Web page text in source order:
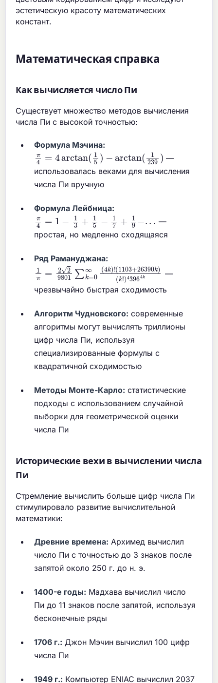
эстетическую красоту математических
констант.
Математическая справка
Как вычисляется число Пи
Существует множество методов вычисления
числа Пи с высокой точностью:
Формула Мэчина:
π4= 4arctan (15) arctan 1 239 —
использовалась веками для вычисления
числа Пи вручную
Формула Лейбница:
π4= 1− 3 + 1 −1 + 19 ..
—
простая, но медленно сходящаяся
Ряд Рамануджана:
1π 29801∑k 0∞(4k)!
(1103 +26390 (k!)43964k
—
чрезвычайно быстрая сходимость
Алгоритм Чудновского: современные
алгоритмы могут вычислять триллионы
цифр числа Пи, используя
специализированные формулы с
квадратичной сходимостью
Методы Монте-Карло: статистические
подходы с использованием случайной
выборки для геометрической оценки
числа Пи
Исторические вехи в вычислении числа
Пи
Стремление вычислить больше цифр числа Пи
стимулировало развитие вычислительной
математики:
Древние времена: Архимед вычислил
число Пи с точностью до 3 знаков после
запятой около 250 г. до н. э.
1400-е годы: Мадхава вычислил число
Пи до 11 знаков после запятой, используя
бесконечные ряды
1706 г.: Джон Мэчин вычислил 100 цифр
числа Пи
1949 г.: Компьютер ENIAC вычислил 2037